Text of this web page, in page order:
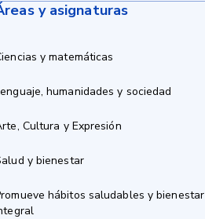
y asignaturas
y matemáticas
humanidades y sociedad
Cultura y Expresión
y bienestar
hábitos saludables y bienestar